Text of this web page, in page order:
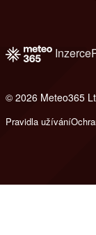
Inzerce
© 2026 Meteo365
Pravidla užívání